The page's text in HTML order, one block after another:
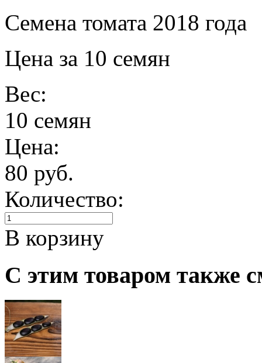
Семена томата 2018 года
Цена за 10 семян
Вес:
10 семян
Цена:
80 руб.
Количество:
В корзину
С этим товаром также